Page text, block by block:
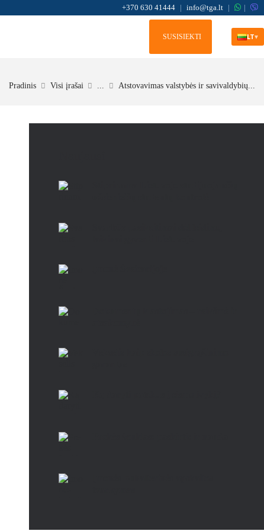
+370 630 41444 | info@tga.lt | |
SUSISIEKTI LT▾
Pradinis Visi įrašai ... Atstovavimas valstybės ir savivaldybių...